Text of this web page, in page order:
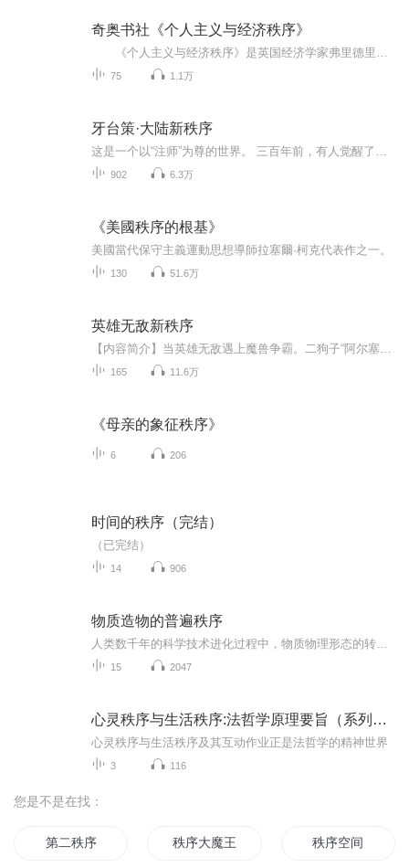
奇奥书社《个人主义与经济秩序》
75 1.1万
牙台策·大陆新秩序
902 6.3万
《美國秩序的根基》
美國當代保守主義運動思想導師拉塞爾·柯克代表作之一。
130 51.6万
英雄无敌新秩序
165 11.6万
《母亲的象征秩序》
6 206
时间的秩序（完结）
（已完结）
14 906
物质造物的普遍秩序
15 2047
心灵秩序与生活秩序:法哲学原理要旨（系列讲座）
心灵秩序与生活秩序及其互动作业正是法哲学的精神世界
3 116
您是不是在找：
第二秩序 秩序大魔王 秩序空间